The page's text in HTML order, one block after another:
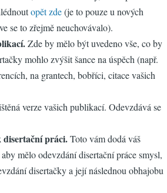
opět zde(je to pouze u nových
se to zřejmě neuchovávalo).
Zde by mělo být uvedeno vše, co by
mohlo zvýšit šance na úspěch (např.
na grantech, bobříci, citace vašich
verze vašich publikací. Odevzdává se
disertační práci.Toto vám dodá váš
mělo odevzdání disertační práce smysl,
disertačky a její následnou obhajobu